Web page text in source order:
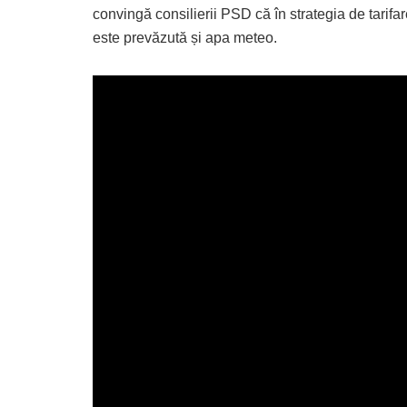
convingă consilierii PSD că în strategia de
este prevăzută și apa meteo.